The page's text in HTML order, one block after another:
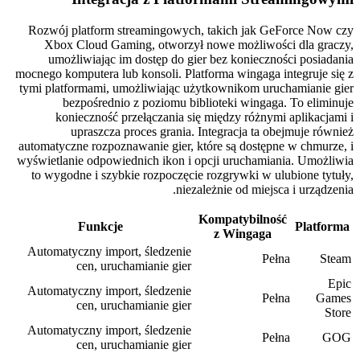
Rozwój platform streamingowych, takich jak GeForce Now czy
Xbox Cloud Gaming, otworzył nowe możliwości dla graczy,
umożliwiając im dostęp do gier bez konieczności posiadania
mocnego komputera lub konsoli. Platforma wingaga integruje się z
tymi platformami, umożliwiając użytkownikom uruchamianie gier
bezpośrednio z poziomu biblioteki wingaga. To eliminuje
konieczność przełączania się między różnymi aplikacjami i
upraszcza proces grania. Integracja ta obejmuje również
automatyczne rozpoznawanie gier, które są dostępne w chmurze, i
wyświetlanie odpowiednich ikon i opcji uruchamiania. Umożliwia
to wygodne i szybkie rozpoczęcie rozgrywki w ulubione tytuły,
niezależnie od miejsca i urządzenia.
Platforma
Kompatybilność
z Wingaga
Funkcje
Steam
Pełna
Automatyczny import, śledzenie
cen, uruchamianie gier
Epic
Games
Store
Pełna
Automatyczny import, śledzenie
cen, uruchamianie gier
GOG
Pełna
Automatyczny import, śledzenie
cen, uruchamianie gier